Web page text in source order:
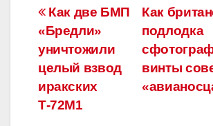
Навигация
по
записям
Как
подлодка
винты
Как две БМП
«Бредли»
уничтожили
целый взвод
иракских
Т-72М1